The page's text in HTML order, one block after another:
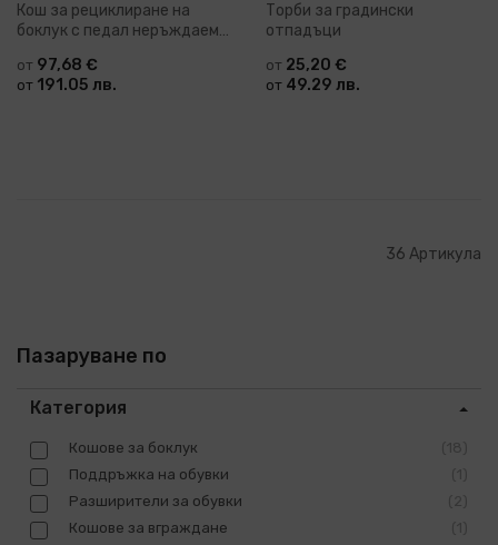
Пазаруване по
Категория
Кошове за боклук
Поддръжка на обувки
Разширители за обувки
Кошове за вграждане
Кош за рециклиране на
боклук с педал неръждаема
от 97,68 €
от 191.05 лв.
Торби за градински
отпадъци
от 25,20 €
от 49.29 лв.
36 Артикула